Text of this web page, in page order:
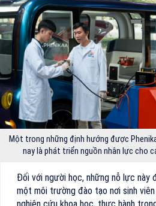
Một trong những định hướng được
nay là phát triển nguồn nhân lực cho
Đối với người học, những nỗ lực này
một môi trường đào tạo nơi sinh
nghiên cứu khoa học, thực hành